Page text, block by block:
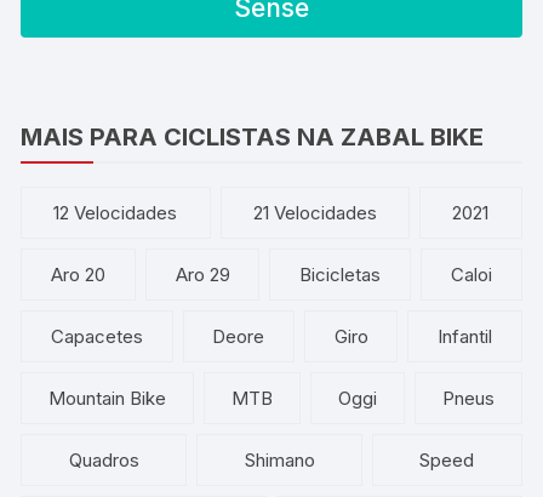
Sense
MAIS PARA CICLISTAS NA ZABAL BIKE
12 Velocidades 21 Velocidades 2021
Aro 20 Aro 29 Bicicletas Caloi
Capacetes Deore Giro Infantil
Mountain Bike MTB Oggi Pneus
Quadros Shimano Speed